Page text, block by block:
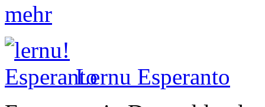
mehr
Lernu Esperanto